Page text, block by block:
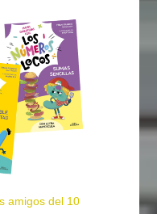
amigos del 10